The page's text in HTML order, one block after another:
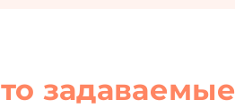
задаваемые